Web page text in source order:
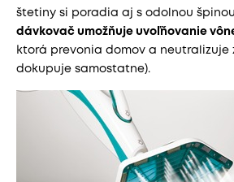
štetiny si poradia aj s odolnou
dávkovač umožňuje uvoľňovanie
ktorá prevonia domov a neutralizuje
dokupuje samostatne).